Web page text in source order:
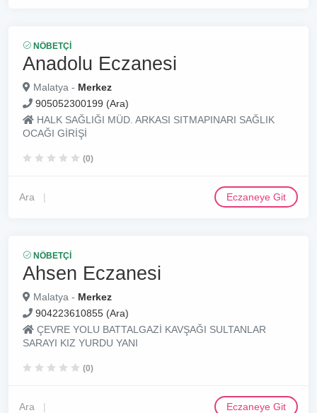
NÖBETÇI
Anadolu Eczanesi
Malatya - Merkez
905052300199 (Ara)
HALK SAĞLIĞI MÜD. ARKASI SITMAPINARI SAĞLIK
OCAĞI GİRİŞİ
(0)
Ara Eczaneye Git
NÖBETÇI
Ahsen Eczanesi
Malatya - Merkez
904223610855 (Ara)
ÇEVRE YOLU BATTALGAZİ KAVŞAĞI SULTANLAR
SARAYI KIZ YURDU YANI
(0)
Ara Eczaneye Git